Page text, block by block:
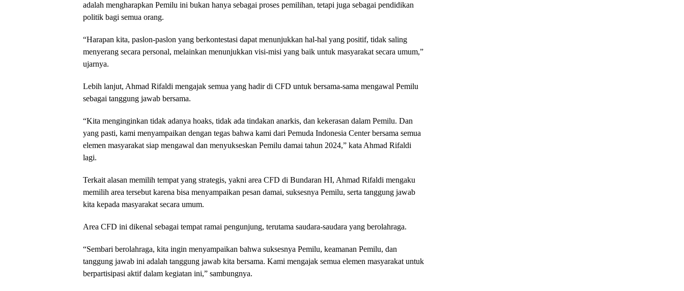
adalah mengharapkan Pemilu ini bukan hanya sebagai proses pemilihan, tetapi juga sebagai pendidikan
politik bagi semua orang.
“Harapan kita, paslon-paslon yang berkontestasi dapat menunjukkan hal-hal yang positif, tidak saling
menyerang secara personal, melainkan menunjukkan visi-misi yang baik untuk masyarakat secara umum,”
ujarnya.
Lebih lanjut, Ahmad Rifaldi mengajak semua yang hadir di CFD untuk bersama-sama mengawal Pemilu
sebagai tanggung jawab bersama.
“Kita menginginkan tidak adanya hoaks, tidak ada tindakan anarkis, dan kekerasan dalam Pemilu. Dan
yang pasti, kami menyampaikan dengan tegas bahwa kami dari Pemuda Indonesia Center bersama semua
elemen masyarakat siap mengawal dan menyukseskan Pemilu damai tahun 2024,” kata Ahmad Rifaldi
lagi.
Terkait alasan memilih tempat yang strategis, yakni area CFD di Bundaran HI, Ahmad Rifaldi mengaku
memilih area tersebut karena bisa menyampaikan pesan damai, suksesnya Pemilu, serta tanggung jawab
kita kepada masyarakat secara umum.
Area CFD ini dikenal sebagai tempat ramai pengunjung, terutama saudara-saudara yang berolahraga.
“Sembari berolahraga, kita ingin menyampaikan bahwa suksesnya Pemilu, keamanan Pemilu, dan
tanggung jawab ini adalah tanggung jawab kita bersama. Kami mengajak semua elemen masyarakat untuk
berpartisipasi aktif dalam kegiatan ini,” sambungnya.